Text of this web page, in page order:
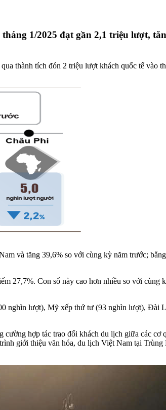
1/2025 đạt gần 2,1 triệu lượt,
thành tích đón 2 triệu lượt khách quốc tế vào
và tăng 39,6% so với cùng kỳ năm trước;
27,7%. Con số này cao hơn nhiều so với cùng
nghìn lượt), Mỹ xếp thứ tư (93 nghìn lượt), Đài
hợp tác trao đổi khách du lịch giữa các cơ
giới thiệu văn hóa, du lịch Việt Nam tại